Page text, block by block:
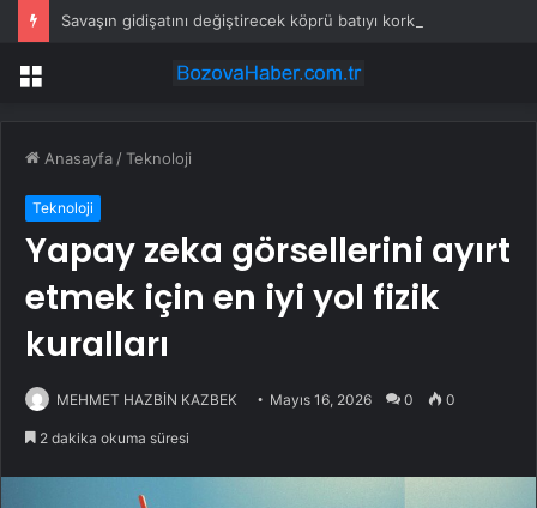
Savaşın gidişatını değiştirecek köprü batıyı korkuttu
Menü
Anasayfa /Teknoloji
Teknoloji
Yapay zeka görsellerini ayırt
etmek için en iyi yol fizik
kuralları
MEHMET HAZBİN KAZBEK Mayıs 16, 2026 0 0
2 dakika okuma süresi